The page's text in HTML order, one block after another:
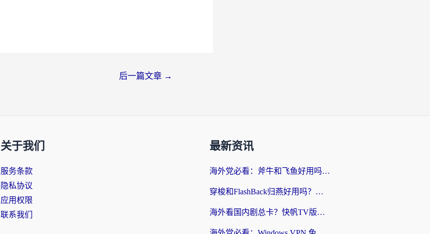
后一篇文章 →
关于我们
服务条款
隐私协议
应用权限
联系我们
最新资讯
海外党必看：斧牛和飞鱼好用吗？3步选对回国加速器，无缝刷剧玩国服
穿梭和FlashBack归燕好用吗？海外党亲测3款热门回国加速器，教你选对不踩坑
海外看国内剧总卡？快帆TV版VPN好用吗？和快滚VPN对比哪个回国效果更好？